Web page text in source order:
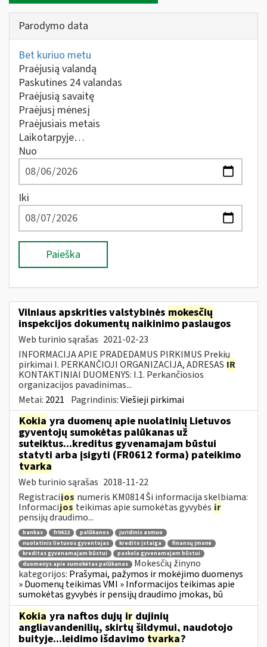
Parodymo data
Bet kuriuo metu
Praėjusią valandą
Paskutines 24 valandas
Praėjusią savaitę
Praėjusį mėnesį
Praėjusiais metais
Laikotarpyje…
Nuo
Iki
Paieška
Vilniaus apskrities valstybinės mokesčių
inspekcijos dokumentų naikinimo paslaugos
Web turinio sąrašas 2021-02-23
INFORMACIJA APIE PRADEDAMUS PIRKIMUS Prekių
pirkimai I. PERKANČIOJI ORGANIZACIJA, ADRESAS IR
KONTAKTINIAI DUOMENYS: I.1. Perkančiosios
organizacijos pavadinimas...
Metai: 2021 Pagrindinis:Viešieji pirkimai
Kokia yra duomenų apie nuolatinių Lietuvos
gyventojų sumokėtas palūkanas už
suteiktus...kreditus gyvenamajam būstui
statyti arba įsigyti (FR0612 forma) pateikimo
tvarka
Web turinio sąrašas 2018-11-22
Registracijos numeris KM0814 Ši informacija skelbiama:
Informacijosteikimas apie sumokėtas gyvybės ir
pensijų draudimo...
bankas fr0612 palūkanos
juridinis asmuo
nuolatinis lietuvos gyventojas
kredito įstaiga
finansų įmonė
kreditas gyvenamajam būstui
paskola gyvenamajam būstui
duomenys apie sumokėtas palūkanas
Mokesčių žinyno
kategorijos: Prašymai, pažymos ir mokėjimo duomenys
» Duomenų teikimas VMI » Informacijos teikimas apie
sumokėtas gyvybės ir pensijų draudimo įmokas, bū
Kokia yra naftos dujų ir dujinių
angliavandenilių, skirtų šildymui, naudotojo
buityje...leidimo išdavimo tvarka?